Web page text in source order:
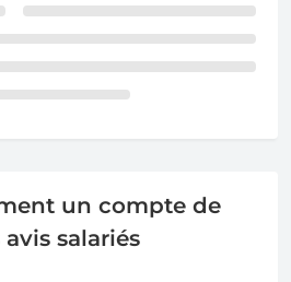
un compte de
salariés